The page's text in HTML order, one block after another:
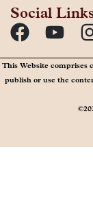
Social
This Website comprises
publish or use the